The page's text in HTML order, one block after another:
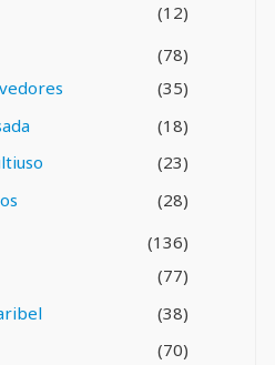
(12)
(78)
(35)
(18)
(23)
(28)
(136)
(77)
(38)
(70)